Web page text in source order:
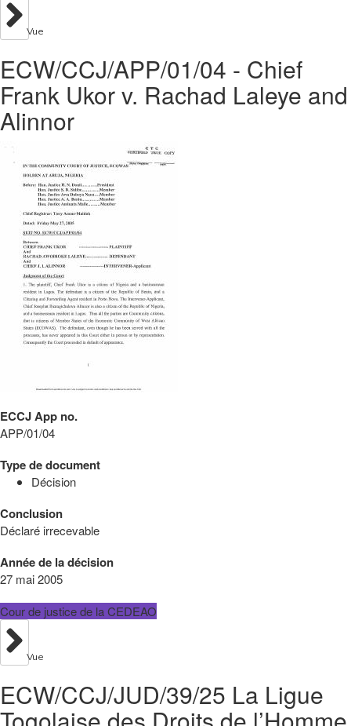
Vue
ECW/CCJ/APP/01/04 - Chief
Frank Ukor v. Rachad Laleye and
Alinnor
ECCJ App no.
APP/01/04
Type de document
Décision
Conclusion
Déclaré irrecevable
Année de la décision
27 mai 2005
Cour de justice de la CEDEAO
Vue
ECW/CCJ/JUD/39/25 La Ligue